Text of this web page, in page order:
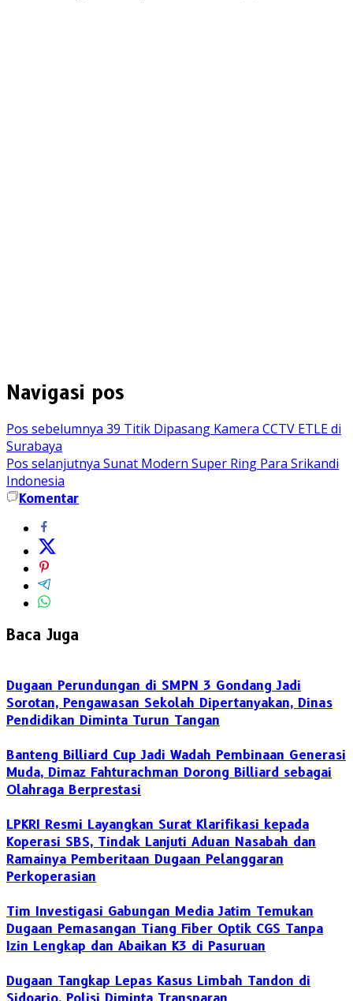
Navigasi pos
Pos sebelumnya 39 Titik Dipasang Kamera CCTV ETLE di
Surabaya
Pos selanjutnya Sunat Modern Super Ring Para Srikandi
Indonesia
Komentar
Baca Juga
Dugaan Perundungan di SMPN 3 Gondang Jadi
Sorotan, Pengawasan Sekolah Dipertanyakan, Dinas
Pendidikan Diminta Turun Tangan
Banteng Billiard Cup Jadi Wadah Pembinaan Generasi
Muda, Dimaz Fahturachman Dorong Billiard sebagai
Olahraga Berprestasi
LPKRI Resmi Layangkan Surat Klarifikasi kepada
Koperasi SBS, Tindak Lanjuti Aduan Nasabah dan
Ramainya Pemberitaan Dugaan Pelanggaran
Perkoperasian
Tim Investigasi Gabungan Media Jatim Temukan
Dugaan Pemasangan Tiang Fiber Optik CGS Tanpa
Izin Lengkap dan Abaikan K3 di Pasuruan
Dugaan Tangkap Lepas Kasus Limbah Tandon di